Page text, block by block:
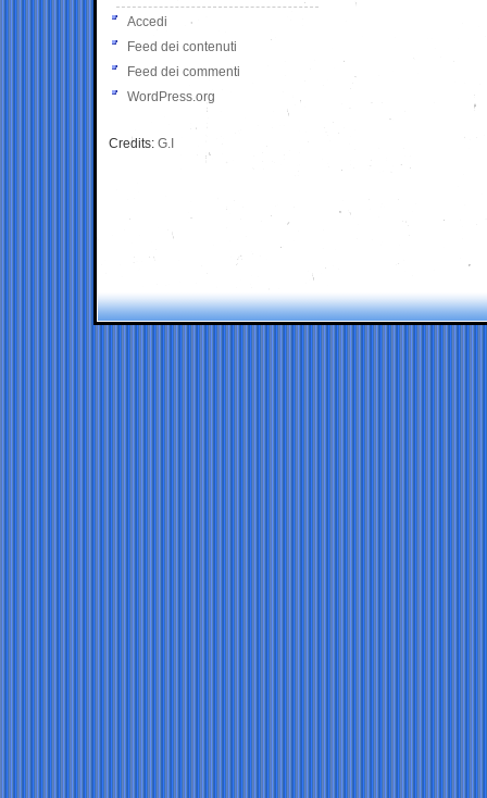
Accedi
Feed dei contenuti
Feed dei commenti
WordPress.org
Credits: G.I